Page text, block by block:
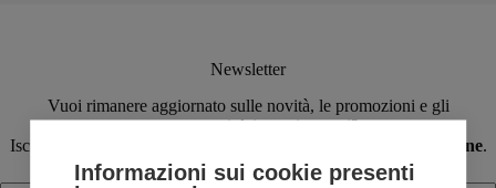
Newsletter
Vuoi rimanere aggiornato sulle novità, le promozioni e gli
appuntamenti dei nostri negozi?
Iscriviti alla newsletter: per te uno
sconto del 5% sul primo ordine.
Informazioni sui cookie presenti